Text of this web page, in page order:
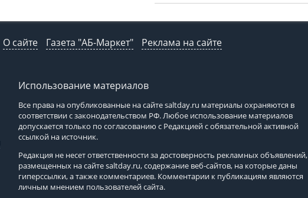
О сайте Газета "АБ-Маркет" Реклама на сайте
Использование материалов
Все права на опубликованные на сайтеsaltday.ru материалы охраняются в
соответствии с законодательством РФ. Любое использование материалов
допускается только по согласованию с Редакцией с обязательной активной
ссылкой на источник.
Редакция не несет ответственности за достоверность рекламных объявлений,
размещенных на сайтеsaltday.ru, содержание веб-сайтов, на которые даны
гиперссылки, а также комментариев. Комментарии к публикациям являются
личным мнением пользователей сайта.